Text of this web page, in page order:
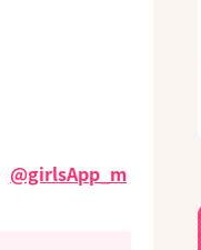
@girlsApp_m